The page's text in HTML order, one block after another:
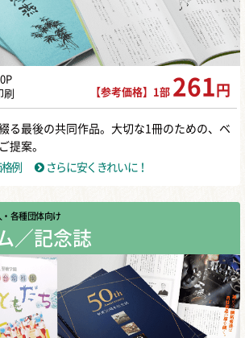
刷
【参考価格】1部 261 円
る最後の共同作品。大切な1冊のための、ベ
提案。
例 さらに安くきれいに！
・各種団体向け
／記念誌